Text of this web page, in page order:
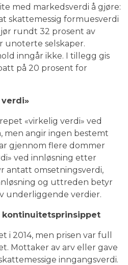
med markedsverdi å gjøre:
skattemessig formuesverdi
rundt 32 prosent av
unoterte selskaper.
inngår ikke. I tillegg gis
på 20 prosent for
«virkelig verdi» ved
men angir ingen bestemt
gjennom flere dommer
ved innløsning etter
antatt omsetningsverdi,
og uttreden betyr
underliggende verdier.
kontinuitetsprinsippet
i 2014, men prisen var full
Mottaker av arv eller gave
inngangsverdi.